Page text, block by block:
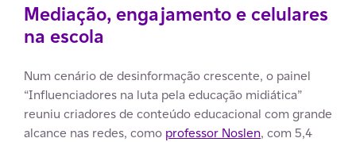
Mediação, engajamento e celulares
na escola
Num cenário de desinformação crescente, o painel
“Influenciadores na luta pela educação midiática”
reuniu criadores de conteúdo educacional com grande
alcance nas redes, como professor Noslen, com 5,4